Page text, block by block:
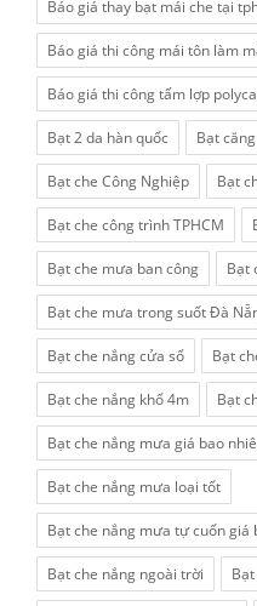
Báo giá thay bạt mái che tại
Báo giá thi công mái tôn làm
Báo giá thi công tấm lợp
Bạt 2 da hàn quốc Bạt
Bạt che Công Nghiệp Bạt
Bạt che công trình TPHCM
Bạt che mưa ban công Bạt
Bạt che mưa trong suốt Đà
Bạt che nắng cửa sổ Bạt
Bạt che nắng khổ 4m Bạt
Bạt che nắng mưa giá bao
Bạt che nắng mưa loại tốt
Bạt che nắng mưa tự cuốn giá
Bạt che nắng ngoài trời